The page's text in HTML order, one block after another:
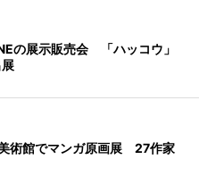
の展示販売会 「ハッコウ」
術館でマンガ原画展 27作家